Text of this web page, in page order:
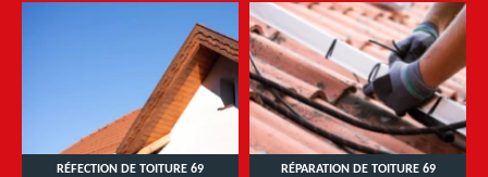
RÉFECTION DE TOITURE 69 RÉPARATION DE TOITURE 69